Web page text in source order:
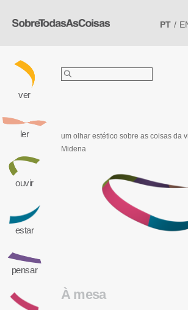
PT
ver
ler
ouvir
estar
pensar
À mesa
Pesquisar
por:
um olhar estético sobre as coisas da
Midena